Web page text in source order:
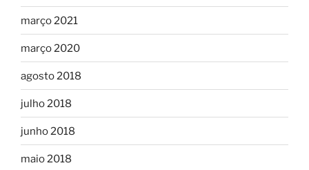
março 2021
março 2020
agosto 2018
julho 2018
junho 2018
maio 2018